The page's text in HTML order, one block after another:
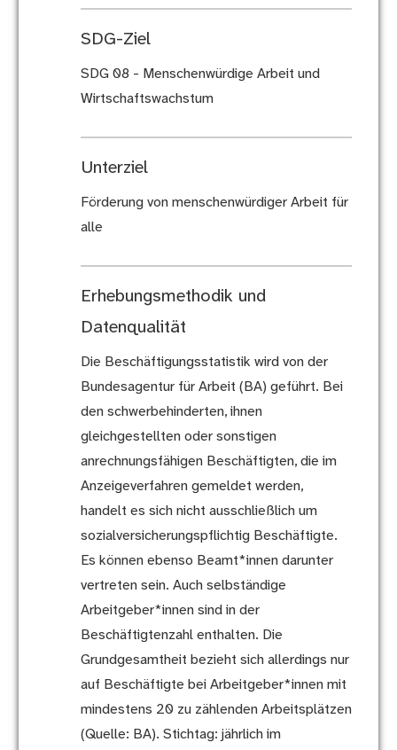
SDG-Ziel
SDG 08 - Menschenwürdige Arbeit und
Wirtschaftswachstum
Unterziel
Förderung von menschenwürdiger Arbeit für
alle
Erhebungsmethodik und
Datenqualität
Die Beschäftigungsstatistik wird von der
Bundesagentur für Arbeit (BA) geführt. Bei
den schwerbehinderten, ihnen
gleichgestellten oder sonstigen
anrechnungsfähigen Beschäftigten, die im
Anzeigeverfahren gemeldet werden,
handelt es sich nicht ausschließlich um
sozialversicherungspflichtig Beschäftigte.
Es können ebenso Beamt*innen darunter
vertreten sein. Auch selbständige
Arbeitgeber*innen sind in der
Beschäftigtenzahl enthalten. Die
Grundgesamtheit bezieht sich allerdings nur
auf Beschäftigte bei Arbeitgeber*innen mit
mindestens 20 zu zählenden Arbeitsplätzen
(Quelle: BA). Stichtag: jährlich im